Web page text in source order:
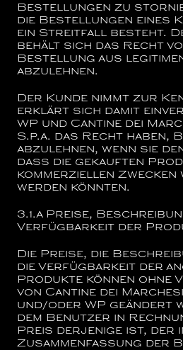
Bestellungen zu
die Bestellungen eines
ein Streitfall besteht.
behält sich das Recht
Bestellung aus
abzulehnen.
Der Kunde nimmt zur
erklärt sich damit
WP und Cantine dei
S.p.a. das Recht haben,
abzulehnen, wenn sie
dass die gekauften
kommerziellen
werden könnten.
3.1.a Preise,
Verfügbarkeit der
Die Preise, die
die Verfügbarkeit der
Produkte können ohne
von Cantine dei
und/oder WP geändert
dem Benutzer in
Preis derjenige ist, der
Zusammenfassung der